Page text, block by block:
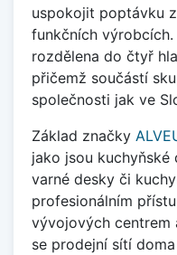
uspokojit poptávku
funkčních
rozdělena do čtyř
přičemž součástí
společnosti jak ve
Základ značky
jako jsou
varné desky či
profesionálním
vývojových centrem
se prodejní sítí